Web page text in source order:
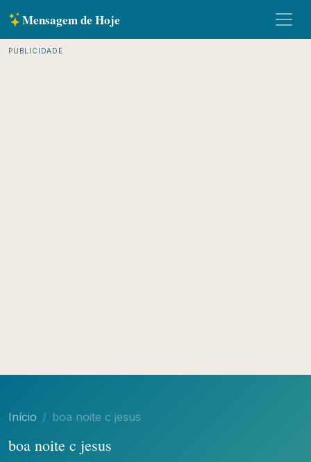
Mensagem de Hoje
PUBLICIDADE
Início boa noite c jesus
boa noite c jesus